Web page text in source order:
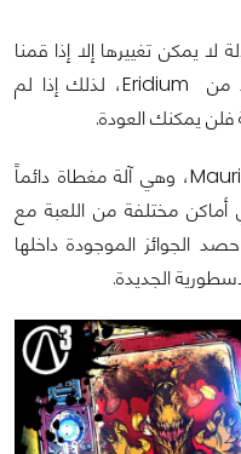
لا يمكن تغييرها إلا إذا قمنا
بإعادة التجربة من جديد وإنفاق المزيد من Eridium، لذلك إذا لم
فلن يمكنك العودة.
الآلة الثانية هي Maurice’s Black Market، وهي آلة مغطاة دائماً
مختلفة من اللعبة مع
الجوائز الموجودة داخلها
الجديدة.